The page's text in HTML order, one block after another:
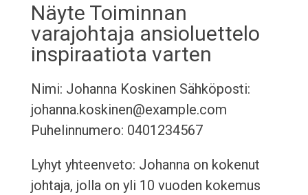
Näyte Toiminnan
varajohtaja ansioluettelo
inspiraatiota varten
Nimi: Johanna Koskinen Sähköposti:
johanna.koskinen@example.com
Puhelinnumero: 0401234567
Lyhyt yhteenveto: Johanna on kokenut
johtaja, jolla on yli 10 vuoden kokemus